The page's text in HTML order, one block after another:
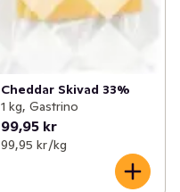
Cheddar Skivad 33%
1 kg, Gastrino
99,95 kr
99,95 kr /kg